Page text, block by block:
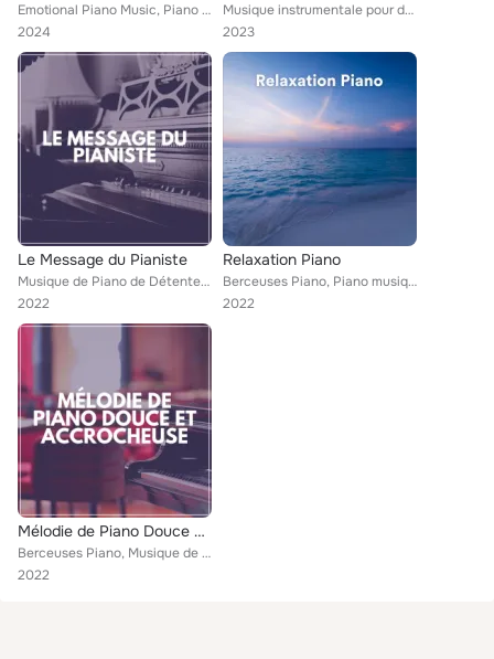
Emotional Piano Music, Piano Music To Fall Asleep Faster, Peaceful Piano, Musique pour dormir piano
2024
Musique instrumentale pour dormir, Oasis Relaxante Pour Dormir, Chute de Pluie, Musique pour dormir piano
2023
Le Message du Pianiste
Musique de Piano de Détente, Musique de Piano Classiques, Musique pour dormir piano
2022
Relaxation Piano
Berceuses Piano, Piano musique académie pour bébé, Musique pour dormir piano
2022
Mélodie de Piano Douce ET Accrocheuse
Berceuses Piano, Musique de Piano Classiques, Musique pour dormir piano
2022